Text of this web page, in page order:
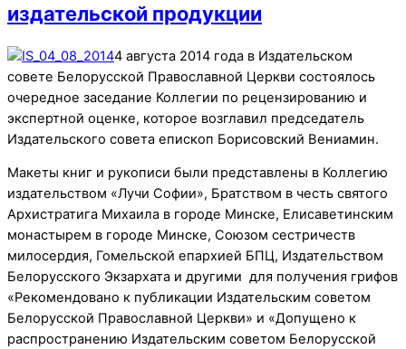
издательской продукции
4 августа 2014 года в Издательском
совете Белорусской Православной Церкви состоялось
очередное заседание Коллегии по рецензированию и
экспертной оценке, которое возглавил председатель
Издательского совета епископ Борисовский Вениамин.
Макеты книг и рукописи были представлены в Коллегию
издательством «Лучи Софии», Братством в честь святого
Архистратига Михаила в городе Минске, Елисаветинским
монастырем в городе Минске, Союзом сестричеств
милосердия, Гомельской епархией БПЦ, Издательством
Белорусского Экзархата и другими для получения грифов
«Рекомендовано к публикации Издательским советом
Белорусской Православной Церкви» и «Допущено к
распространению Издательским советом Белорусской